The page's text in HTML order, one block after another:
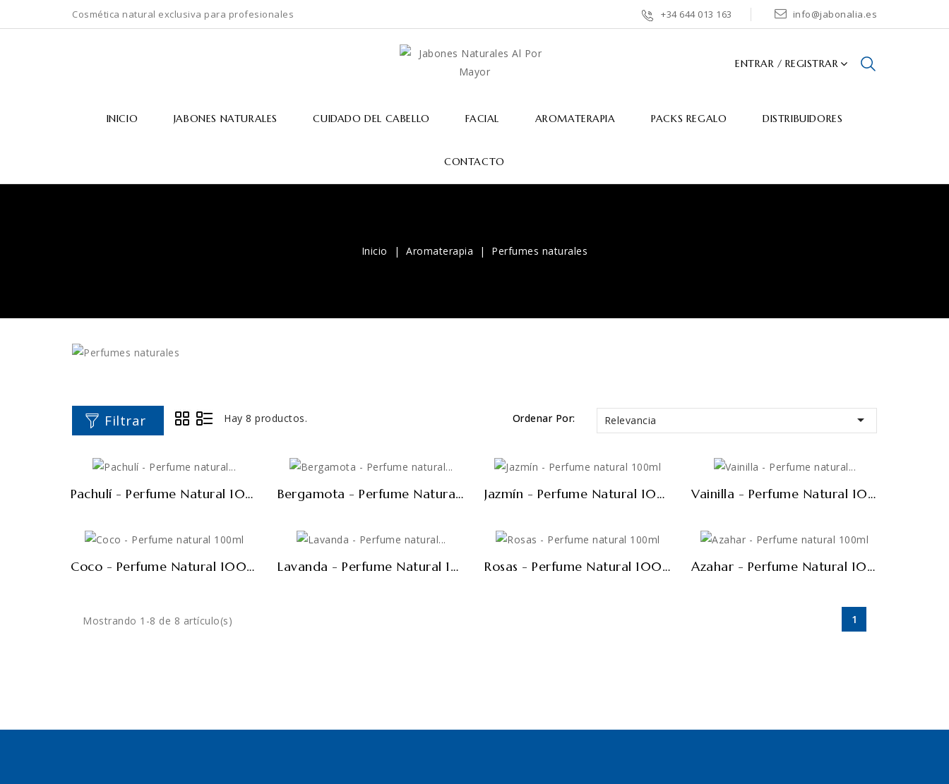
Cosmética natural exclusiva para profesionales +34 644 013 163 info@jabonalia.es
ENTRAR / REGISTRAR
INICIO JABONES NATURALES CUIDADO DEL CABELLO FACIAL AROMATERAPIA PACKS REGALO DISTRIBUIDORES
CONTACTO
Inicio Aromaterapia Perfumes naturales
Filtrar Hay 8 productos. Ordenar Por: Relevancia 
Pachulí - Perfume Natural 100ml Bergamota - Perfume Natural 100ml Jazmín - Perfume Natural 100ml Vainilla - Perfume Natural 100ml
Coco - Perfume Natural 100ml Lavanda - Perfume Natural 100ml Rosas - Perfume Natural 100ml Azahar - Perfume Natural 100ml
Mostrando 1-8 de 8 artículo(s) 1